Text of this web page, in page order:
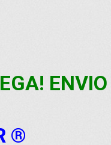
®